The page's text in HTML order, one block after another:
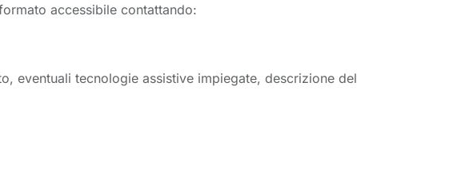
accessibile contattando:
eventuali tecnologie assistive impiegate, descrizione del